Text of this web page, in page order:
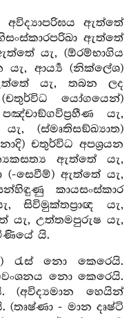
ඇත්තේ
ඇත්තේ
යැ, (ඕරම්භාගිය
යැ, ආර්‍ය්‍ය (නික්ලේශ)
යැ, තබන ලද
යෝගයෙන්)
යැ,
(ස්මෘතිසඞ්ඛ්‍යාත)
චතුර්විධ අපශ්‍රයන
ඇත්තේ යැ,
සෙවීම්) ඇත්තේ යැ,
කායසංස්කාර
සිවිමුක්තප්‍රාඥ යැ,
යැ, උත්තමපුරුෂ යැ,
යි.
රැස් නො කෙරෙයි.
නො කෙරෙයි.
(අවිද්‍යමාන හෙයින්
- මාන දෘෂ්ටි